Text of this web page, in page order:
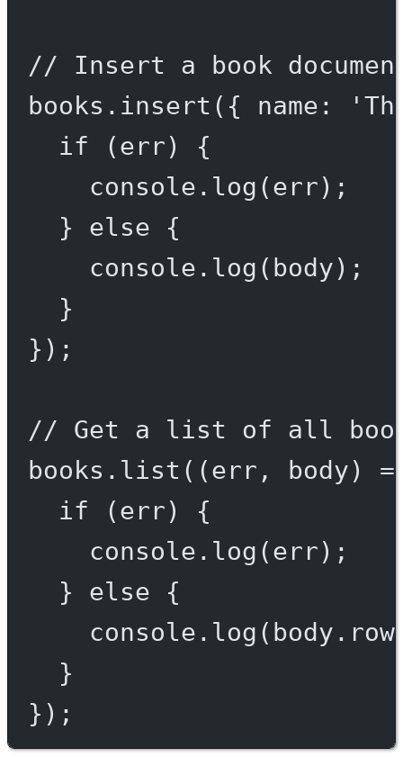
// Insert a book
books. insert ({ name:
if (err) {
console. log (err);
} else {
console. log (body);
}
});
// Get a list of all
books. list ((err , body)
if (err) {
console. log (err);
} else {
console. log
}
});